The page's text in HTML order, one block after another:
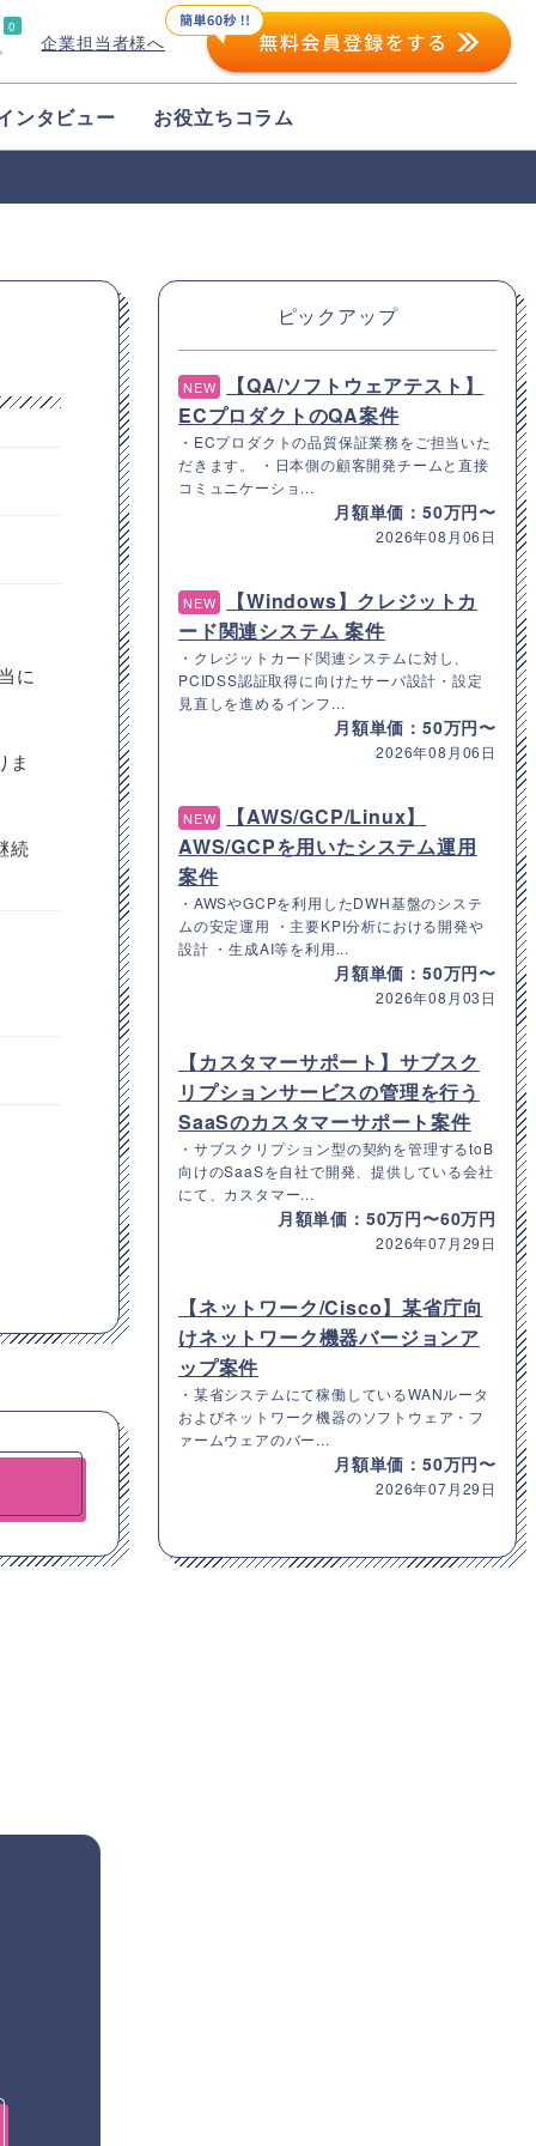
0
企業担当者様へ
ンタビュー お役立ちコラム
に
ま
続
ピックアップ
NEW
【QA/ソフトウェアテスト】
ECプロダクトのQA案件
・ECプロダクトの品質保証業務をご担当いた
だきます。 ・日本側の顧客開発チームと直接
コミュニケーショ...
月額単価：50万円〜
2026年08月06日
NEW
【Windows】クレジットカ
ード関連システム 案件
・クレジットカード関連システムに対し、
PCIDSS認証取得に向けたサーバ設計・設定
見直しを進めるインフ...
月額単価：50万円〜
2026年08月06日
NEW
【AWS/GCP/Linux】
AWS/GCPを用いたシステム運用
案件
・AWSやGCPを利用したDWH基盤のシステ
ムの安定運用 ・主要KPI分析における開発や
設計 ・生成AI等を利用...
月額単価：50万円〜
2026年08月03日
【カスタマーサポート】サブスク
リプションサービスの管理を行う
SaaSのカスタマーサポート案件
・サブスクリプション型の契約を管理するtoB
向けのSaaSを自社で開発、提供している会社
にて、カスタマー...
月額単価：50万円〜60万円
2026年07月29日
【ネットワーク/Cisco】某省庁向
けネットワーク機器バージョンア
ップ案件
・某省システムにて稼働しているWANルータ
およびネットワーク機器のソフトウェア・フ
ァームウェアのバー...
月額単価：50万円〜
2026年07月29日